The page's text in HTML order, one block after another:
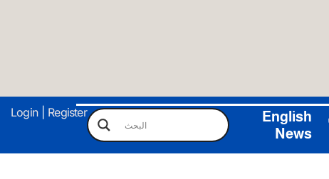
Login Register
English
News